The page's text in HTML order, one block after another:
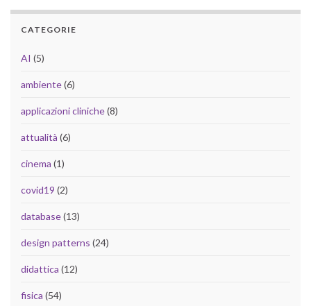
CATEGORIE
AI (5)
ambiente(6)
applicazioni cliniche(8)
attualità (6)
cinema (1)
covid19 (2)
database(13)
design patterns (24)
didattica (12)
fisica (54)